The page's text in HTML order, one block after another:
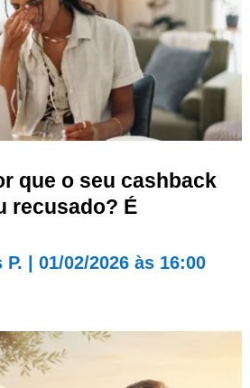
que o seu cashback
recusado? É
P. 01/02/2026 às 16:00